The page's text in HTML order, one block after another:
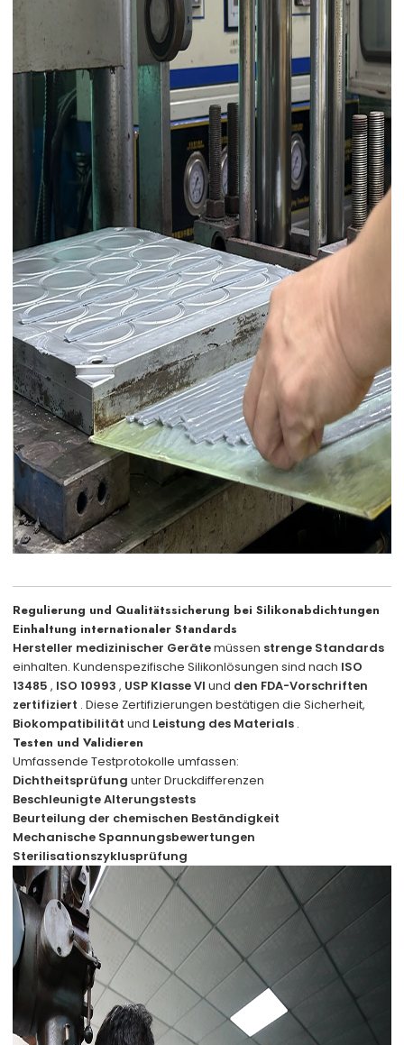
Regulierung und Qualitätssicherung bei Silikonabdichtungen
Einhaltung internationaler Standards
Hersteller medizinischer Gerätemüssen strenge Standards
einhalten. Kundenspezifische Silikonlösungen sind nach ISO
13485 , ISO 10993 , USP Klasse VI und den FDA-Vorschriften
zertifiziert . Diese Zertifizierungen bestätigen die Sicherheit,
Biokompatibilität und Leistung des Materials .
Testen und Validieren
Umfassende Testprotokolle umfassen:
Dichtheitsprüfung unter Druckdifferenzen
Beschleunigte Alterungstests
Beurteilung der chemischen Beständigkeit
Mechanische Spannungsbewertungen
Sterilisationszyklusprüfung